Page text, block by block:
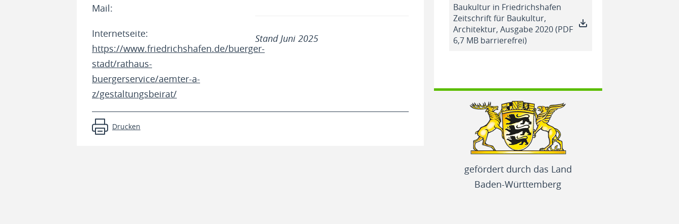
Mail:
Internetseite:
https://www.friedrichshafen.de/buerger-
stadt/rathaus-
buergerservice/aemter-a-
z/gestaltungsbeirat/
Stand Juni 2025
Drucken
Baukultur in Friedrichshafen
Zeitschrift für Baukultur,
Architektur, Ausgabe 2020 (PDF
6,7 MB barrierefrei)
gefördert durch das Land
Baden-Württemberg